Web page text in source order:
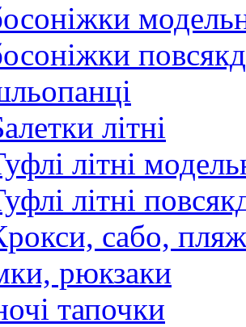
літні
літні
літні
сабо,
рюкзаки
тапочки